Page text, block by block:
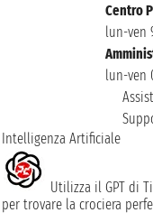
Centro
lun-ven
lun-ven
Intelligenza Artificiale
Utilizza il GPT di
per trovare la crociera